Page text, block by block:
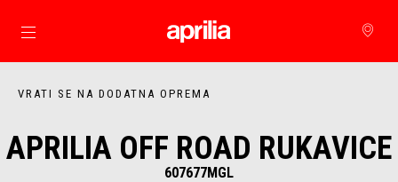
Idi na glavni izbornik
VRATI SE NA DODATNA OPREMA
APRILIA OFF ROAD RUKAVICE
607677MGL